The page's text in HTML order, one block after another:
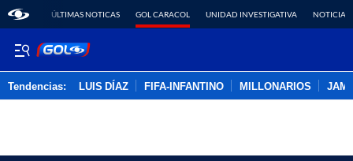
ÚLTIMAS NOTICAS GOL CARACOL UNIDAD INVESTIGATIVA NOTICIAS
Tendencias: LUIS DÍAZ FIFA-INFANTINO MILLONARIOS